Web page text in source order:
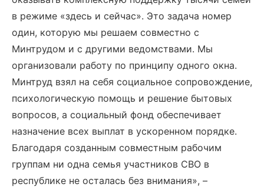
в режиме «здесь и сейчас». Это задача номер
один, которую мы решаем совместно с
Минтрудом и с другими ведомствами. Мы
организовали работу по принципу одного окна.
Минтруд взял на себя социальное сопровождение,
психологическую помощь и решение бытовых
вопросов, а социальный фонд обеспечивает
назначение всех выплат в ускоренном порядке.
Благодаря созданным совместным рабочим
группам ни одна семья участников СВО в
республике не осталась без внимания», –